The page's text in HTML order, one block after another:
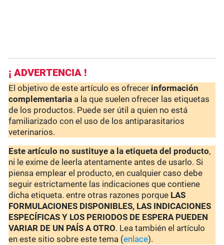
¡ ADVERTENCIA !
El objetivo de este artículo es ofrecer información
complementaria a la que suelen ofrecer las etiquetas
de los productos. Puede ser útil a quien no está
familiarizado con el uso de los antiparasitarios
veterinarios.
Este artículo no sustituye a la etiqueta del producto,
ni le exime de leerla atentamente antes de usarlo. Si
piensa emplear el producto, en cualquier caso debe
seguir estrictamente las indicaciones que contiene
dicha etiqueta. entre otras razones porque LAS
FORMULACIONES DISPONIBLES, LAS INDICACIONES
ESPECÍFICAS Y LOS PERIODOS DE ESPERA PUEDEN
VARIAR DE UN PAÍS A OTRO. Lea también el artículo
en este sitio sobre este tema (enlace).